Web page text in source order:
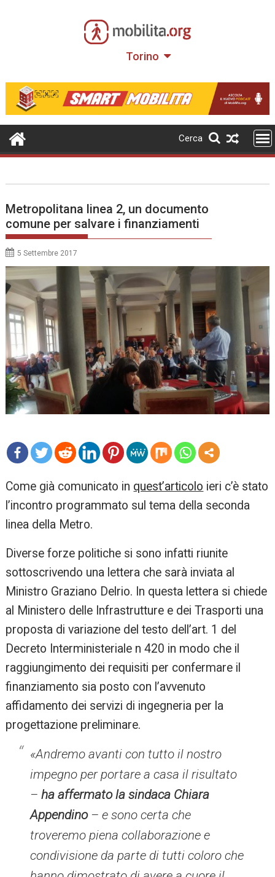
Torino
Cerca
Metropolitana linea 2, un documento
comune per salvare i finanziamenti
5 Settembre 2017
re
Come già comunicato in quest’articolo ieri c’è stato
l’incontro programmato sul tema della seconda
linea della Metro.
Diverse forze politiche si sono infatti riunite
sottoscrivendo una lettera che sarà inviata al
Ministro Graziano Delrio. In questa lettera si chiede
al Ministero delle Infrastrutture e dei Trasporti una
proposta di variazione del testo dell’art. 1 del
Decreto Interministeriale n 420 in modo che il
raggiungimento dei requisiti per confermare il
finanziamento sia posto con l’avvenuto
affidamento dei servizi di ingegneria per la
progettazione preliminare.
«Andremo avanti con tutto il nostro
impegno per portare a casa il risultato
–ha affermato la sindaca Chiara
Appendino– e sono certa che
troveremo piena collaborazione e
condivisione da parte di tutti coloro che